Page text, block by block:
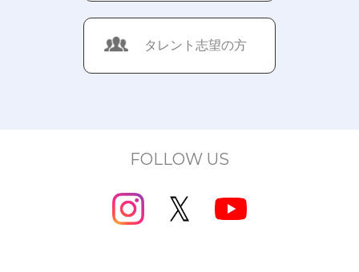
タレント志望の方
FOLLOW US